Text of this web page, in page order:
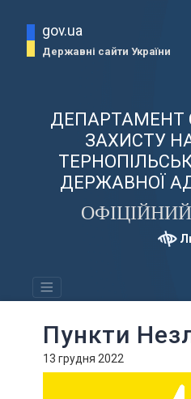
gov.ua
Державні сайти України
ДЕПАРТАМЕНТ
ЗАХИСТУ
ДЕРЖАВНОЇ
Пункти
13 грудня 2022